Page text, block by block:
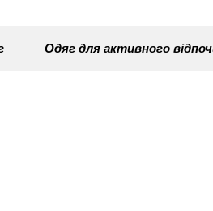
Одяг для активного